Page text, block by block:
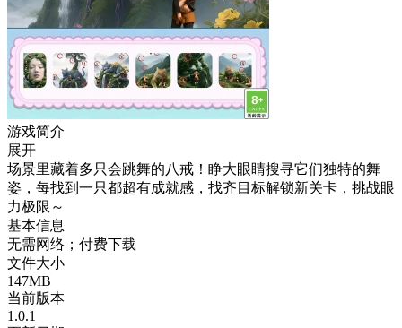
游戏简介
展开
场景里藏着多只会跳舞的八戒！睁大眼睛搜寻它们独特的舞
姿，每找到一只都超有成就感，找齐目标解锁新关卡，挑战眼
力极限～
基本信息
无需网络；付费下载
文件大小
147MB
当前版本
1.0.1